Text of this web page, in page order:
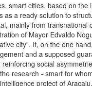
smart cities, based on
a ready solution to
mainly from
of Mayor Edvaldo
city”. If, on the one
and a supposed
social
research - smart for
project of